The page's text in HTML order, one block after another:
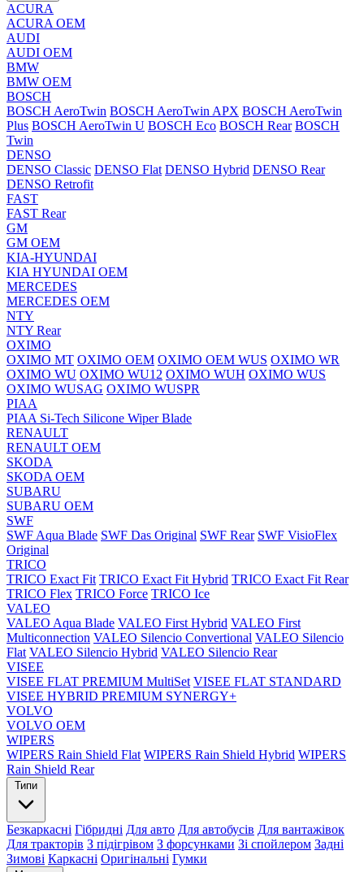
ACURA
ACURA OEM
AUDI
AUDI OEM
BMW
BMW OEM
BOSCH
BOSCH AeroTwin BOSCH AeroTwin APX BOSCH AeroTwin
Plus BOSCH AeroTwin U BOSCH Eco BOSCH Rear BOSCH
Twin
DENSO
DENSO Classic DENSO Flat DENSO Hybrid DENSO Rear
DENSO Retrofit
FAST
FAST Rear
GM
GM OEM
KIA-HYUNDAI
KIA HYUNDAI OEM
MERCEDES
MERCEDES OEM
NTY
NTY Rear
OXIMO
OXIMO MT OXIMO OEM OXIMO OEM WUS OXIMO WR
OXIMO WU OXIMO WU12 OXIMO WUH OXIMO WUS
OXIMO WUSAG OXIMO WUSPR
PIAA
PIAA Si-Tech Silicone Wiper Blade
RENAULT
RENAULT OEM
SKODA
SKODA OEM
SUBARU
SUBARU OEM
SWF
SWF Aqua Blade SWF Das Original SWF Rear SWF VisioFlex
Original
TRICO
TRICO Exact Fit TRICO Exact Fit Hybrid TRICO Exact Fit Rear
TRICO Flex TRICO Force TRICO Ice
VALEO
VALEO Aqua Blade VALEO First Hybrid VALEO First
Multiconnection VALEO Silencio Convertional VALEO Silencio
Flat VALEO Silencio Hybrid VALEO Silencio Rear
VISEE
VISEE FLAT PREMIUM MultiSet VISEE FLAT STANDARD
VISEE HYBRID PREMIUM SYNERGY+
VOLVO
VOLVO OEM
WIPERS
WIPERS Rain Shield Flat WIPERS Rain Shield Hybrid WIPERS
Rain Shield Rear
Типи
Безкаркасні Гібридні Для авто Для автобусів Для вантажівок
Для тракторів З підігрівом З форсунками Зі спойлером Задні
Зимові Каркасні Оригінальні Гумки